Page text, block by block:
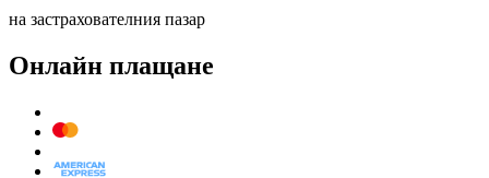
на застрахователния пазар
Онлайн плащане